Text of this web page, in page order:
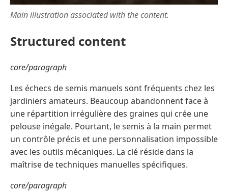
Main illustration associated with the content.
Structured content
core/paragraph
Les échecs de semis manuels sont fréquents chez les
jardiniers amateurs. Beaucoup abandonnent face à
une répartition irrégulière des graines qui crée une
pelouse inégale. Pourtant, le semis à la main permet
un contrôle précis et une personnalisation impossible
avec les outils mécaniques. La clé réside dans la
maîtrise de techniques manuelles spécifiques.
core/paragraph